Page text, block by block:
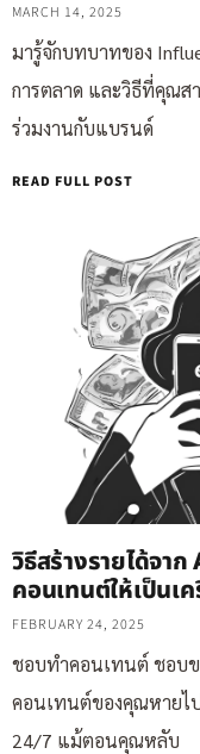
MARCH 14, 2025
มารู้จักบทบาทของ
การตลาด และวิธีที่คุณส
ร่วมงานกับแบรนด์
READ FULL POST
วิธีสร้างรายได้จ
คอนเทนต์ให้เป็นเ
FEBRUARY 24, 2025
ชอบทำคอนเทนต์ ชอบ
คอนเทนต์ของคุณหายไ
24/7 แม้ตอนคุณหลับ